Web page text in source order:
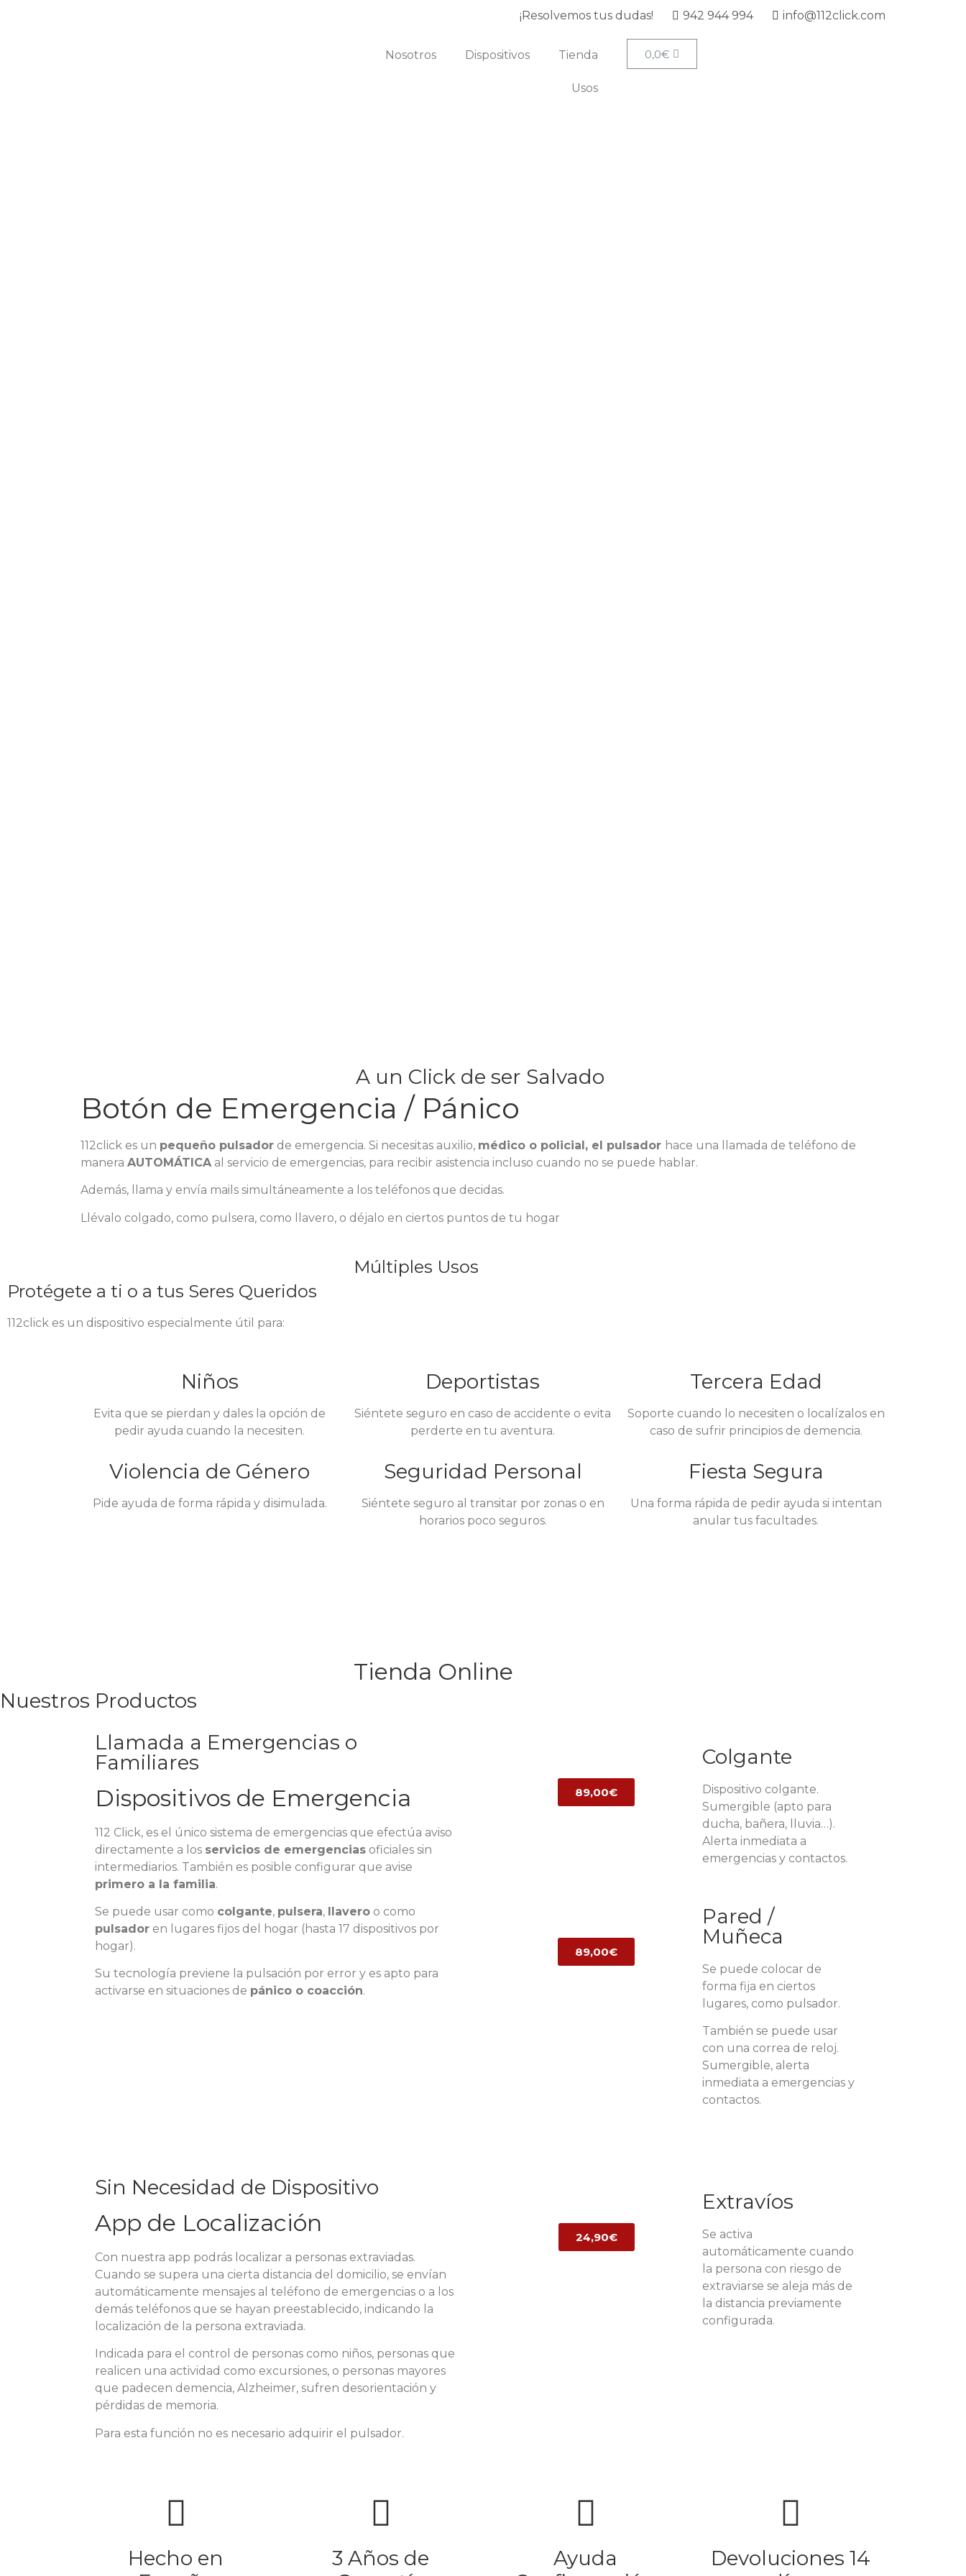
¡Resolvemos tus dudas! 942 944 994 info@112click.com
Nosotros Dispositivos Tienda
Usos
0,0€
A un Click de ser Salvado
Botón de Emergencia / Pánico
112click es un pequeño pulsador de emergencia. Si necesitas auxilio, médico o policial, el pulsador hace una llamada de teléfono de
manera AUTOMÁTICAal servicio de emergencias, para recibir asistencia incluso cuando no se puede hablar.
Además, llama y envía mails simultáneamente a los teléfonos que decidas.
Llévalo colgado, como pulsera, como llavero, o déjalo en ciertos puntos de tu hogar
Múltiples Usos
Protégete a ti o a tus Seres Queridos
112click es un dispositivo especialmente útil para:
Niños
Evita que se pierdan y dales la opción de
pedir ayuda cuando la necesiten.
Deportistas
Siéntete seguro en caso de accidente o evita
perderte en tu aventura.
Tercera Edad
Soporte cuando lo necesiten o localízalos en
caso de sufrir principios de demencia.
Violencia de Género
Pide ayuda de forma rápida y disimulada.
Seguridad Personal
Siéntete seguro al transitar por zonas o en
horarios poco seguros.
Fiesta Segura
Una forma rápida de pedir ayuda si intentan
anular tus facultades.
Tienda Online
Nuestros Productos
Llamada a Emergencias o
Familiares
Dispositivos de Emergencia
112 Click, es el único sistema de emergencias que efectúa aviso
directamente a los servicios de emergencias oficiales sin
intermediarios. También es posible configurar que avise
primero a la familia.
Se puede usar como colgante, pulsera, llavero o como
pulsador en lugares fijos del hogar (hasta 17 dispositivos por
hogar).
Su tecnología previene la pulsación por error y es apto para
activarse en situaciones de pánico o coacción.
89,00€
Colgante
Dispositivo colgante.
Sumergible (apto para
ducha, bañera, lluvia…).
Alerta inmediata a
emergencias y contactos.
89,00€
Pared /
Muñeca
Se puede colocar de
forma fija en ciertos
lugares, como pulsador.
También se puede usar
con una correa de reloj.
Sumergible, alerta
inmediata a emergencias y
contactos.
Sin Necesidad de Dispositivo
App de Localización
Con nuestra app podrás localizar a personas extraviadas.
Cuando se supera una cierta distancia del domicilio, se envían
automáticamente mensajes al teléfono de emergencias o a los
demás teléfonos que se hayan preestablecido, indicando la
localización de la persona extraviada.
Indicada para el control de personas como niños, personas que
realicen una actividad como excursiones, o personas mayores
que padecen demencia, Alzheimer, sufren desorientación y
pérdidas de memoria.
Para esta función no es necesario adquirir el pulsador.
24,90€
Extravíos
Se activa
automáticamente cuando
la persona con riesgo de
extraviarse se aleja más de
la distancia previamente
configurada.
Hecho en
3 Años de
Ayuda
Devoluciones 14